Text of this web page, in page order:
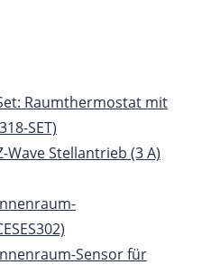
Raumthermostat mit
SET)
Wave Stellantrieb (3 A)
Sensor für